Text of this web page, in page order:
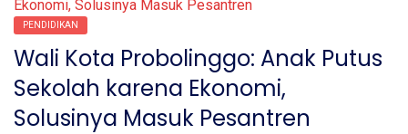
PENDIDIKAN
Wali Kota Probolinggo: Anak Putus
Sekolah karena Ekonomi,
Solusinya Masuk Pesantren